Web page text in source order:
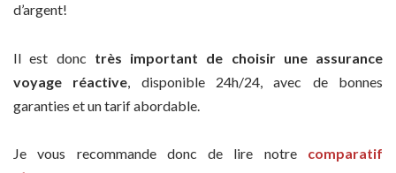
d’argent!
Il est donc très important de choisir une assurance
voyage réactive , disponible 24h/24, avec de bonnes
garanties et un tarif abordable.
Je vous recommande donc de lire notre comparatif